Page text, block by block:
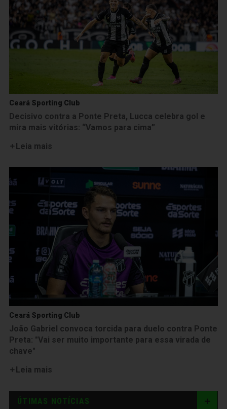
Ceará Sporting Club
Decisivo contra a Ponte Preta, Lucca celebra gol e
mira mais vitórias: “Vamos para cima”
Leia mais
Ceará Sporting Club
João Gabriel convoca torcida para duelo contra Ponte
Preta: "Vai ser muito importante para essa virada de
chave"
Leia mais
ÚTIMAS NOTÍCIAS